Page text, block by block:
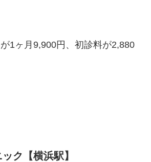
1ヶ月9,900円、初診料が2,880
ク【横浜駅】